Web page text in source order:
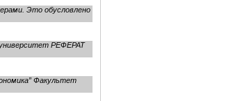
Это обусловлено
университет РЕФЕРАТ
Факультет